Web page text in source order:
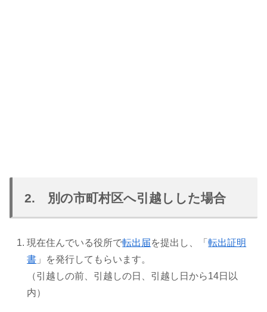
2. 別の市町村区へ引越しした場合
現在住んでいる役所で転出届を提出し、「転出証明
書 」を発行してもらいます。
（引越しの前、引越しの日、引越し日から14日以
内）